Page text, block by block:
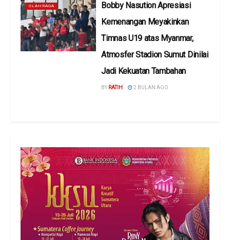
OLAHRAGA
Bobby Nasution Apresiasi
Kemenangan Meyakinkan
Timnas U19 atas Myanmar,
Atmosfer Stadion Sumut Dinilai
Jadi Kekuatan Tambahan
BY RATIH 2 BULAN AGO